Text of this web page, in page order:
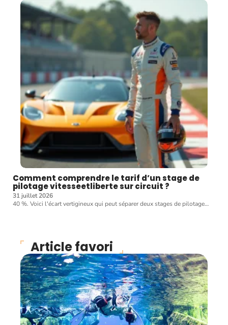
Comment comprendre le tarif d’un stage de
pilotage vitesseetliberte sur circuit ?
31 juillet 2026
40 %. Voici l'écart vertigineux qui peut séparer deux stages de pilotage…
Article favori